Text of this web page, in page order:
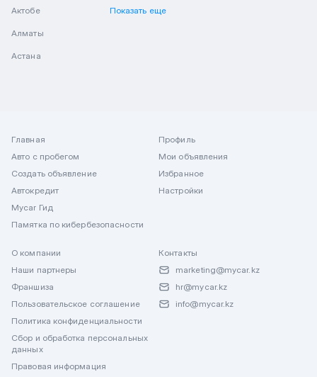
Актобе
Алматы
Астана
Показать еще
Главная
Авто с пробегом
Создать объявление
Автокредит
Mycar Гид
Памятка по кибербезопасности
Профиль
Мои объявления
Избранное
Настройки
О компании
Наши партнеры
Франшиза
Пользовательское соглашение
Политика конфиденциальности
Сбор и обработка персональных
данных
Правовая информация
Контакты
marketing@mycar.kz
hr@mycar.kz
info@mycar.kz